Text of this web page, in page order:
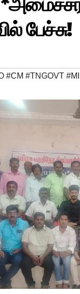
பேச்சு!
#CM #TNGOVT